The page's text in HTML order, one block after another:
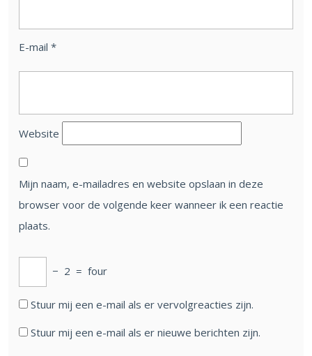
E-mail *
Website
Mijn naam, e-mailadres en website opslaan in deze
browser voor de volgende keer wanneer ik een reactie
plaats.
− 2 = four
Stuur mij een e-mail als er vervolgreacties zijn.
Stuur mij een e-mail als er nieuwe berichten zijn.